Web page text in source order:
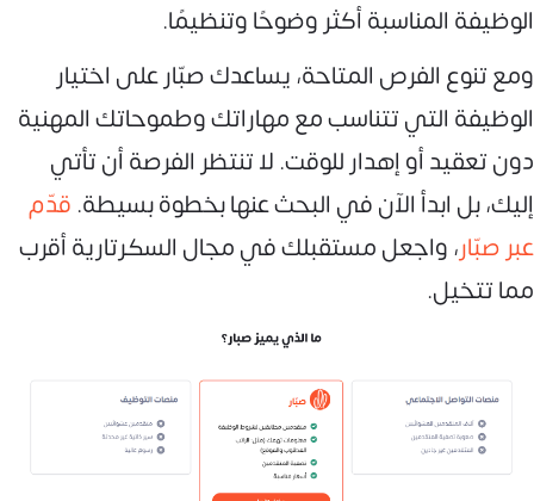
الوظيفة المناسبة أكثر وضوحًا وتنظيمًا.
ومع تنوع الفرص المتاحة، يساعدك صبّار على اختيار
الوظيفة التي تتناسب مع مهاراتك وطموحاتك المهنية
دون تعقيد أو إهدار للوقت. لا تنتظر الفرصة أن تأتي
إليك، بل ابدأ الآن في البحث عنها بخطوة بسيطة. قدّم
عبر صبّار، واجعل مستقبلك في مجال السكرتارية أقرب
مما تتخيل.